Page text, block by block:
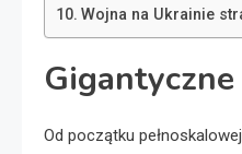
Wojna na Ukrainie
Od początku